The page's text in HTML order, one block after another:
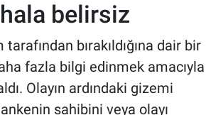
belirsiz
bırakıldığına dair bir
fazla bilgi edinmek amacıyla
Olayın ardındaki gizemi
sahibini veya olayı